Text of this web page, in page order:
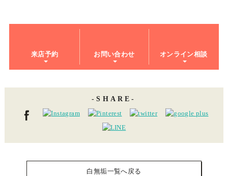
来店予約 お問い合わせ オンライン相談
SHARE
白無垢一覧へ戻る